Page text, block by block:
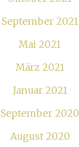
September 2021
Mai 2021
März 2021
Januar 2021
September 2020
August 2020